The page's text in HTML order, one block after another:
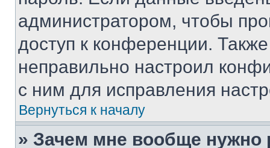
администратором, чтобы
доступ к конференции.
неправильно настроил
с ним для исправления
Вернуться к началу
» Зачем мне вообще нужно